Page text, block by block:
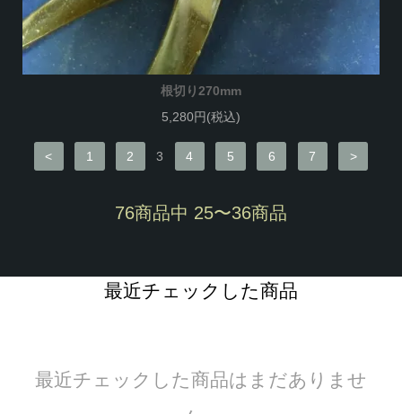
根切り270mm
5,280円(税込)
< 1 2 3 4 5 6 7 >
76商品中 25〜36商品
最近チェックした商品
最近チェックした商品はまだありませ